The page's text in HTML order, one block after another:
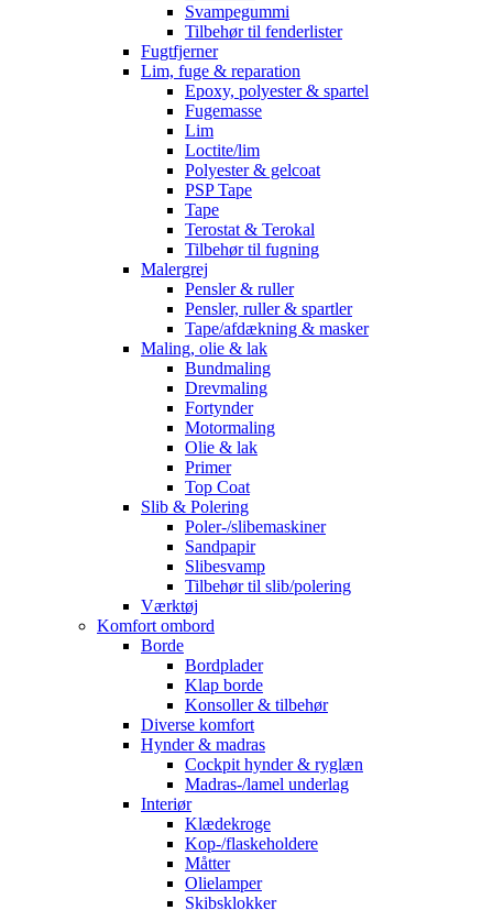
Svampegummi
Tilbehør til fenderlister
Fugtfjerner
Lim, fuge & reparation
Epoxy, polyester & spartel
Fugemasse
Lim
Loctite/lim
Polyester & gelcoat
PSP Tape
Tape
Terostat & Terokal
Tilbehør til fugning
Malergrej
Pensler & ruller
Pensler, ruller & spartler
Tape/afdækning & masker
Maling, olie & lak
Bundmaling
Drevmaling
Fortynder
Motormaling
Olie & lak
Primer
Top Coat
Slib & Polering
Poler-/slibemaskiner
Sandpapir
Slibesvamp
Tilbehør til slib/polering
Værktøj
Komfort ombord
Borde
Bordplader
Klap borde
Konsoller & tilbehør
Diverse komfort
Hynder & madras
Cockpit hynder & ryglæn
Madras-/lamel underlag
Interiør
Klædekroge
Kop-/flaskeholdere
Måtter
Olielamper
Skibsklokker